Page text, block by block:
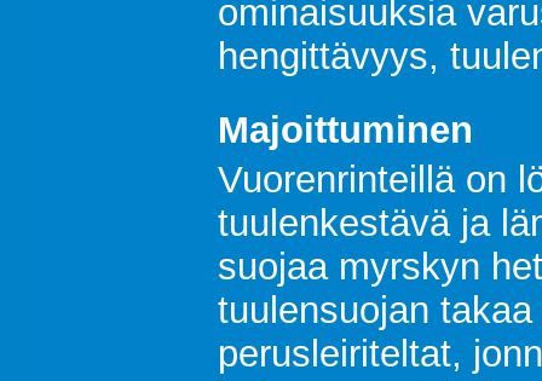
ominaisuuksia
hengittävyys,
Majoittuminen
Vuorenrinteillä on
tuulenkestävä ja
suojaa myrskyn
tuulensuojan
perusleiriteltat,